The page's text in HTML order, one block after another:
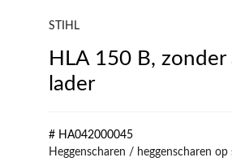
STIHL
HLA 150 B, zonder
lader
# HA042000045
Heggenscharen / heggenscharen op